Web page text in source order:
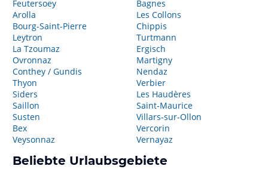
Feutersoey
Arolla
Bourg-Saint-Pierre
Leytron
La Tzoumaz
Ovronnaz
Conthey / Gundis
Thyon
Siders
Saillon
Susten
Bex
Veysonnaz
Bagnes
Les Collons
Chippis
Turtmann
Ergisch
Martigny
Nendaz
Verbier
Les Haudères
Saint-Maurice
Villars-sur-Ollon
Vercorin
Vernayaz
Beliebte Urlaubsgebiete